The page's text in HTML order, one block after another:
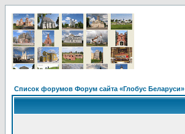
Список форумов Форум сайта «Глобус Беларуси»